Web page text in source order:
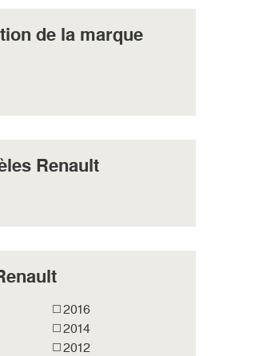
de la marque
Renault
2016
2014
2012